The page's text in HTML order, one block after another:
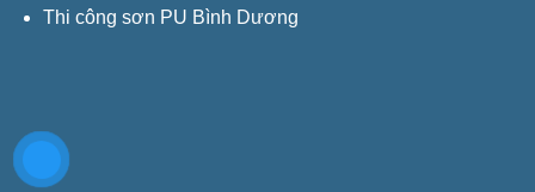
Thi công sơn PU Bình Dương